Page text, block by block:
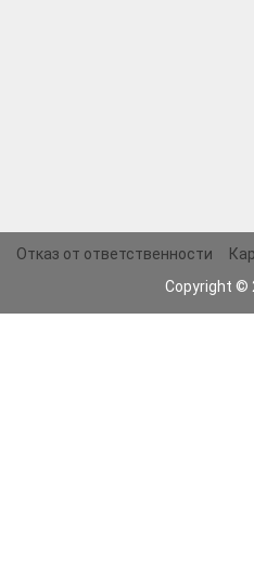
Отказ от ответственности
Copyright ©